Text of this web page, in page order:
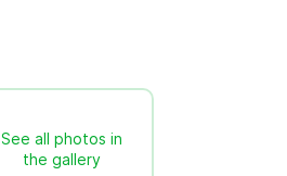
See all photos in
the gallery